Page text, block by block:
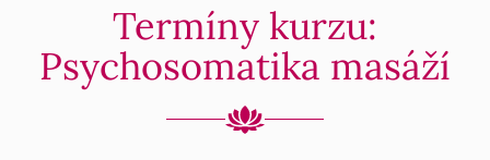
Termíny kurzu:
Psychosomatika masáží